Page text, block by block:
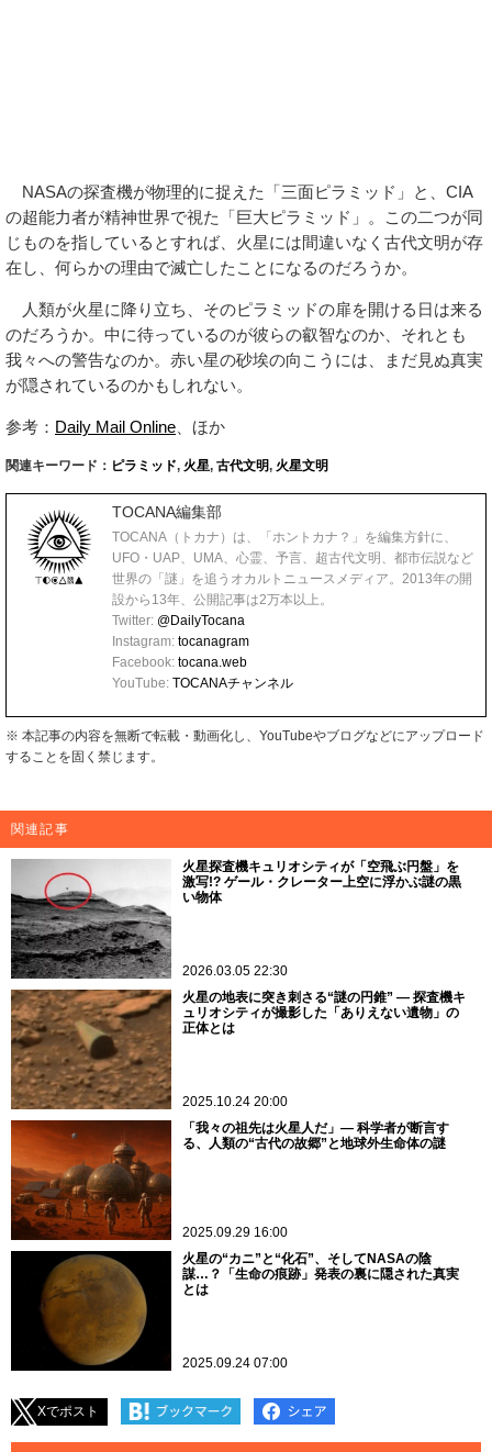
NASAの探査機が物理的に捉えた「三面ピラミッド」と、CIA
の超能力者が精神世界で視た「巨大ピラミッド」。この二つが同
じものを指しているとすれば、火星には間違いなく古代文明が存
在し、何らかの理由で滅亡したことになるのだろうか。
人類が火星に降り立ち、そのピラミッドの扉を開ける日は来る
のだろうか。中に待っているのが彼らの叡智なのか、それとも
我々への警告なのか。赤い星の砂埃の向こうには、まだ見ぬ真実
が隠されているのかもしれない。
参考： Daily Mail Online 、ほか
関連キーワード： ピラミッド, 火星, 古代文明, 火星文明
TOCANA編集部
TOCANA（トカナ）は、「ホントカナ？」を編集方針に、
UFO・UAP、UMA、心霊、予言、超古代文明、都市伝説など
世界の「謎」を追うオカルトニュースメディア。2013年の開
設から13年、公開記事は2万本以上。
Twitter: @DailyTocana
Instagram: tocanagram
Facebook: tocana.web
YouTube: TOCANAチャンネル
※ 本記事の内容を無断で転載・動画化し、YouTubeやブログなどにアップロード
することを固く禁じます。
関連記事
火星探査機キュリオシティが「空飛ぶ円盤」を
激写!? ゲール・クレーター上空に浮かぶ謎の黒
い物体
2026.03.05 22:30
火星の地表に突き刺さる“謎の円錐” ― 探査機キ
ュリオシティが撮影した「ありえない遺物」の
正体とは
2025.10.24 20:00
「我々の祖先は火星人だ」― 科学者が断言す
る、人類の“古代の故郷”と地球外生命体の謎
2025.09.29 16:00
火星の“カニ”と“化石”、そしてNASAの陰
謀…？「生命の痕跡」発表の裏に隠された真実
とは
2025.09.24 07:00
Xでポスト